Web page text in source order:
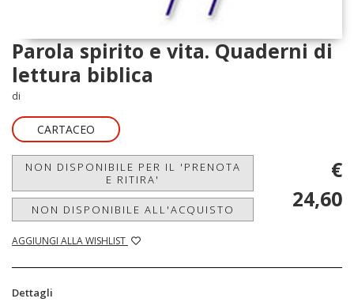
Parola spirito e vita. Quaderni di
lettura biblica
di
CARTACEO
NON DISPONIBILE PER IL 'PRENOTA
E RITIRA'
NON DISPONIBILE ALL'ACQUISTO
AGGIUNGI ALLA WISHLIST
€
24,60
Dettagli